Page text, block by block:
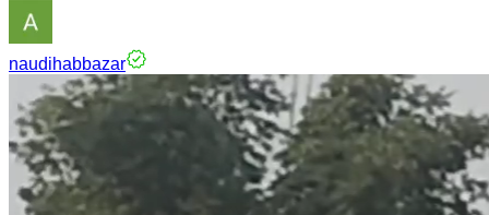
naudihabbazar